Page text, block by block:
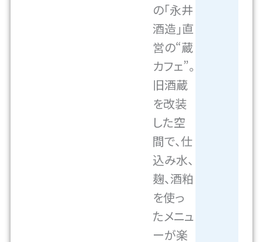
の「永井
酒造」直
営の“蔵
カフェ”。
旧酒蔵
を改装
した空
間で、仕
込み水、
麹、酒粕
を使っ
たメニュ
ーが楽